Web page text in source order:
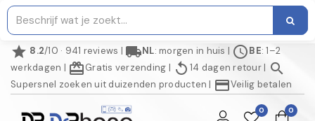
star 8.2/10 · 941 reviews | local_shippingNL: morgen in huis | scheduleBE: 1–2
werkdagen | redeemGratis verzending | replay 14 dagen retour| search
Supersnel zoeken uit duizenden producten | credit_cardVeilig betalen
0 0